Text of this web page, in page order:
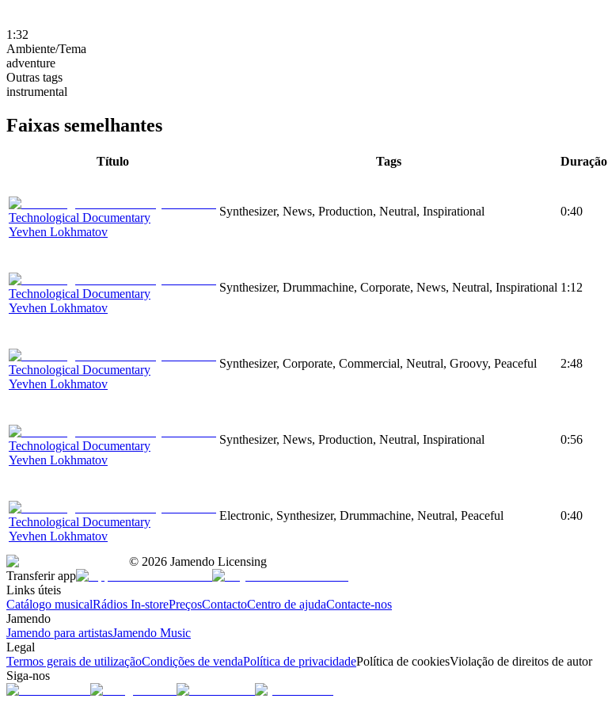
1:32
Ambiente/Tema
adventure
Outras tags
instrumental
Faixas semelhantes
Título Tags Duração
Technological Documentary
Yevhen Lokhmatov
Synthesizer, News, Production, Neutral, Inspirational 0:40
Technological Documentary
Yevhen Lokhmatov
Synthesizer, Drummachine, Corporate, News, Neutral, Inspirational 1:12
Technological Documentary
Yevhen Lokhmatov
Synthesizer, Corporate, Commercial, Neutral, Groovy, Peaceful 2:48
Technological Documentary
Yevhen Lokhmatov
Synthesizer, News, Production, Neutral, Inspirational 0:56
Technological Documentary
Yevhen Lokhmatov
Electronic, Synthesizer, Drummachine, Neutral, Peaceful 0:40
© 2026 Jamendo Licensing
Transferir app
Links úteis
Catálogo musicalRádios In-storePreçosContactoCentro de ajudaContacte-nos
Jamendo
Jamendo para artistasJamendo Music
Legal
Termos gerais de utilizaçãoCondições de vendaPolítica de privacidadePolítica de cookiesViolação de direitos de autor
Siga-nos